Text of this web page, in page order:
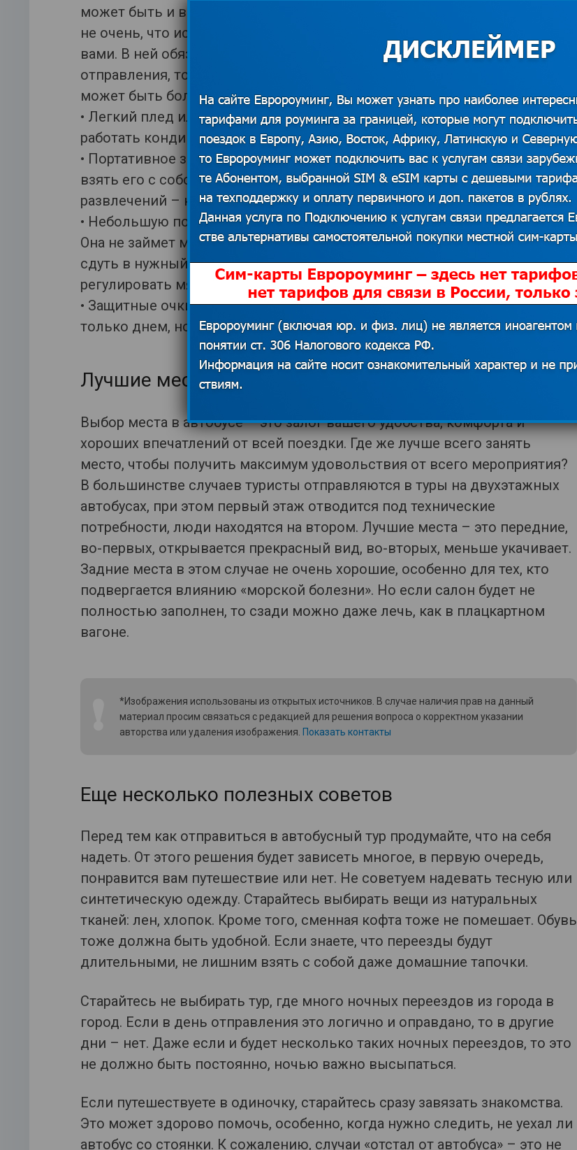
может быть и вашему соседу, который будет выглядеть, мягко говоря,
не очень, что испортит настроение и вам. Аптечка всегда должна быть с
вами. В ней обязательно должны быть таблетки от головной боли,
отправления, тошноты и простуды, жаропонижающие. Список, конечно,
может быть больше, здесь все индивидуально.
• Легкий плед или одеяло не помешает даже летом. В автобусе может
работать кондиционер и в вечернее время вполне вероятно замерзнуть.
• Портативное зарядное устройство спасет от скуки, поэтому не забудьте
взять его с собой. Но не будут лишними и стандартные средства для
развлечений – кроссворды, газеты, книга и все то, что вам нравится.
• Небольшую подушку для сна, лучше надувную, если вам будет удобно.
Она не займет много места в ручной клади. Вы сможете легко надуть и
сдуть в нужный момент такую подушки (плюс ко всему можно
регулировать мягкость, жесткость).
• Защитные очки для сна и беруши. В дороге может быть шумно и не
только днем, но и в ночное время.
Лучшие места в дальних поездках
Выбор места в автобусе – это залог вашего удобства, комфорта и
хороших впечатлений от всей поездки. Где же лучше всего занять
место, чтобы получить максимум удовольствия от всего мероприятия?
В большинстве случаев туристы отправляются в туры на двухэтажных
автобусах, при этом первый этаж отводится под технические
потребности, люди находятся на втором. Лучшие места – это передние,
во-первых, открывается прекрасный вид, во-вторых, меньше укачивает.
Задние места в этом случае не очень хорошие, особенно для тех, кто
подвергается влиянию «морской болезни». Но если салон будет не
полностью заполнен, то сзади можно даже лечь, как в плацкартном
вагоне.
*Изображения использованы из открытых источников. В случае наличия прав на данный
материал просим связаться с редакцией для решения вопроса о корректном указании
авторства или удаления изображения. Показать контакты
Еще несколько полезных советов
Перед тем как отправиться в автобусный тур продумайте, что на себя
надеть. От этого решения будет зависеть многое, в первую очередь,
понравится вам путешествие или нет. Не советуем надевать тесную или
синтетическую одежду. Старайтесь выбирать вещи из натуральных
тканей: лен, хлопок. Кроме того, сменная кофта тоже не помешает. Обувь
тоже должна быть удобной. Если знаете, что переезды будут
длительными, не лишним взять с собой даже домашние тапочки.
Старайтесь не выбирать тур, где много ночных переездов из города в
город. Если в день отправления это логично и оправдано, то в другие
дни – нет. Даже если и будет несколько таких ночных переездов, то это
не должно быть постоянно, ночью важно высыпаться.
Если путешествуете в одиночку, старайтесь сразу завязать знакомства.
Это может здорово помочь, особенно, когда нужно следить, не уехал ли
автобус со стоянки. К сожалению, случаи «отстал от автобуса» – это не